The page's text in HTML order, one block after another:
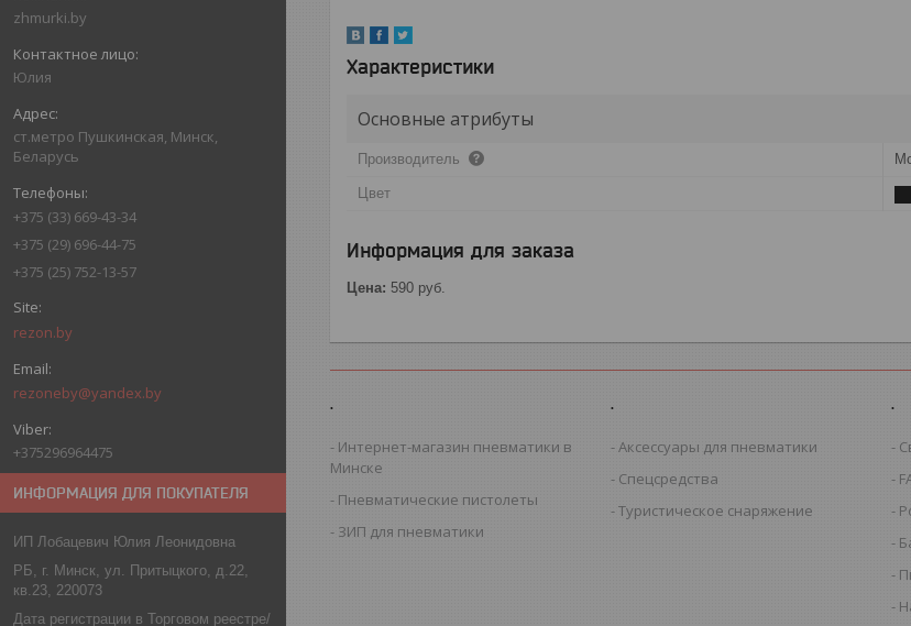
zhmurki.by
Юлия
ст.метро Пушкинская, Минск,
Беларусь
+375 (33) 669-43-34
+375 (29) 696-44-75
+375 (25) 752-13-57
rezon.by
rezoneby@yandex.by
+375296964475
ИНФОРМАЦИЯ ДЛЯ ПОКУПАТЕЛЯ
ИП Лобацевич Юлия Леонидовна
РБ, г. Минск, ул. Притыцкого, д.22,
кв.23, 220073
Дата регистрации в Торговом реестре/
Характеристики
Основные атрибуты
Производитель
Цвет
Информация для заказа
Цена: 590 руб.
.
Интернет-магазин пневматики в
Минске
Пневматические пистолеты
ЗИП для пневматики
.
Аксессуары для пневматики
Спецсредства
Туристическое снаряжение
.